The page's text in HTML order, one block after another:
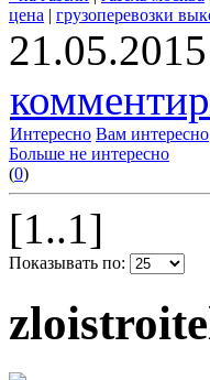
цена | грузоперевозки
Интересно Вам интересно
Больше не интересно
(0)
[1..1]
Показывать по: